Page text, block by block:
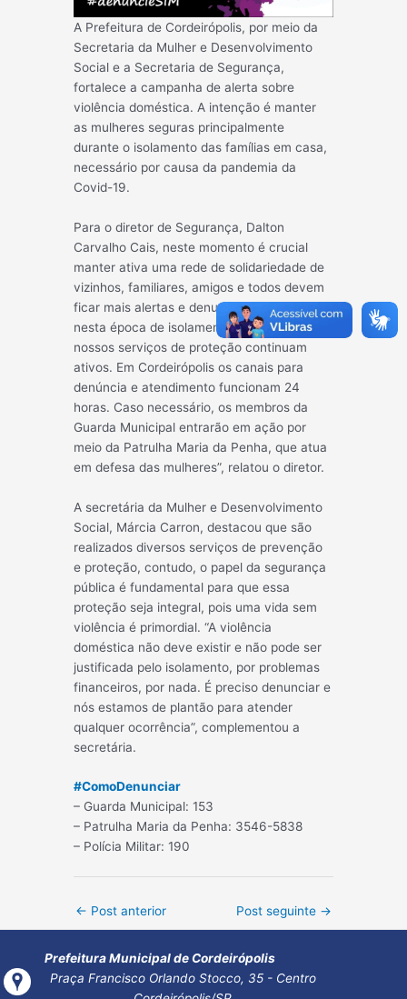
A Prefeitura de Cordeirópolis, por meio da
Secretaria da Mulher e Desenvolvimento
Social e a Secretaria de Segurança,
fortalece a campanha de alerta sobre
violência doméstica. A intenção é manter
as mulheres seguras principalmente
durante o isolamento das famílias em casa,
necessário por causa da pandemia da
Covid-19.
Para o diretor de Segurança, Dalton
Carvalho Cais, neste momento é crucial
manter ativa uma rede de solidariedade de
vizinhos, familiares, amigos e todos devem
ficar mais alertas e denunciar. “Mesmo
nesta época de isolamento domiciliar
nossos serviços de proteção continuam
ativos. Em Cordeirópolis os canais para
denúncia e atendimento funcionam 24
horas. Caso necessário, os membros da
Guarda Municipal entrarão em ação por
meio da Patrulha Maria da Penha, que atua
em defesa das mulheres”, relatou o diretor.
A secretária da Mulher e Desenvolvimento
Social, Márcia Carron, destacou que são
realizados diversos serviços de prevenção
e proteção, contudo, o papel da segurança
pública é fundamental para que essa
proteção seja integral, pois uma vida sem
violência é primordial. “A violência
doméstica não deve existir e não pode ser
justificada pelo isolamento, por problemas
financeiros, por nada. É preciso denunciar e
nós estamos de plantão para atender
qualquer ocorrência”, complementou a
secretária.
#ComoDenunciar
– Guarda Municipal: 153
– Patrulha Maria da Penha: 3546-5838
– Polícia Militar: 190
Post
← Post anterior Post seguinte →
Prefeitura Municipal de Cordeirópolis
Praça Francisco Orlando Stocco, 35 - Centro